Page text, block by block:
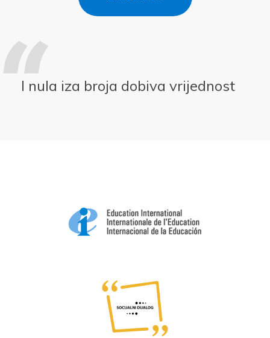
I nula iza broja dobiva vrijednost